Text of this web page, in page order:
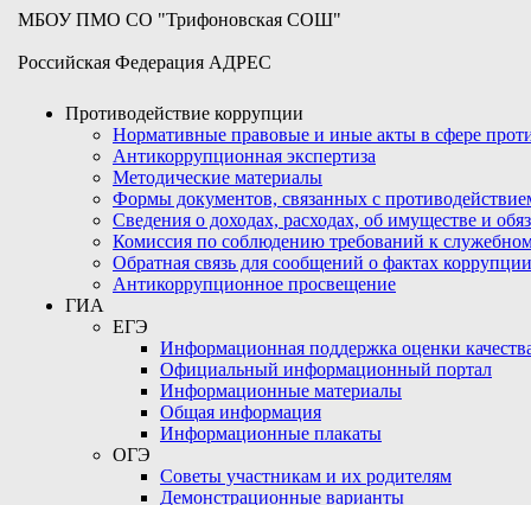
МБОУ ПМО СО "Трифоновская СОШ"
Российская Федерация АДРЕС
Противодействие коррупции
Нормативные правовые и иные акты в сфере
Антикоррупционная экспертиза
Методические материалы
Формы документов, связанных с
Сведения о доходах, расходах, об имуществе и
Комиссия по соблюдению требований к
Обратная связь для сообщений о фактах коррупции
Антикоррупционное просвещение
ГИА
ЕГЭ
Информационная поддержка оценки
Официальный информационный портал
Информационные материалы
Общая информация
Информационные плакаты
ОГЭ
Советы участникам и их родителям
Демонстрационные варианты